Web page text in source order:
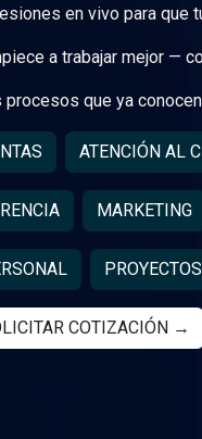
en vivo para que
a trabajar mejor —
procesos que ya
ATENCIÓN AL
MARKETING
PROYECTOS
COTIZACIÓN →